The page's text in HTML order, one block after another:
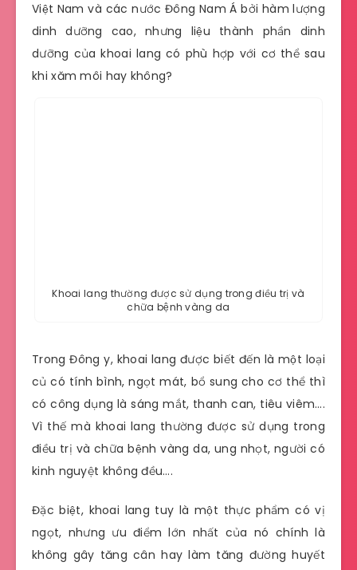
Việt Nam và các nước Đông Nam Á bởi hàm lượng
dinh dưỡng cao, nhưng liệu thành phần dinh
dưỡng của khoai lang có phù hợp với cơ thể sau
khi xăm môi hay không?
Khoai lang thường được sử dụng trong điều trị và
chữa bệnh vàng da
Trong Đông y, khoai lang được biết đến là một loại
củ có tính bình, ngọt mát, bổ sung cho cơ thể thì
có công dụng là sáng mắt, thanh can, tiêu viêm….
Vì thế mà khoai lang thường được sử dụng trong
điều trị và chữa bệnh vàng da, ung nhọt, người có
kinh nguyệt không đều….
Đặc biệt, khoai lang tuy là một thực phẩm có vị
ngọt, nhưng ưu điểm lớn nhất của nó chính là
không gây tăng cân hay làm tăng đường huyết